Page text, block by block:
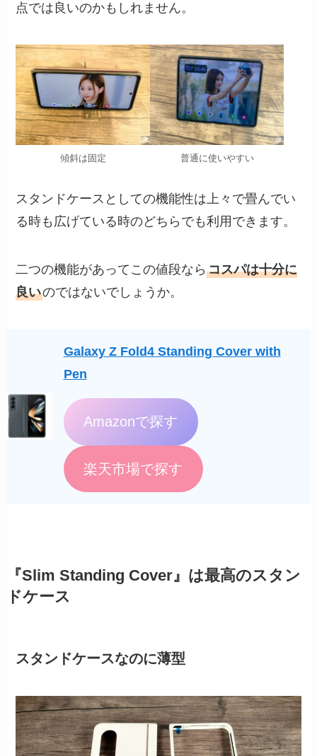
点では良いのかもしれません。
傾斜は固定 普通に使いやすい
スタンドケースとしての機能性は上々で畳んでい
る時も広げている時のどちらでも利用できます。
二つの機能があってこの値段ならコスパは十分に
良いのではないでしょうか。
Galaxy Z Fold4 Standing Cover with
Pen
Amazonで探す
楽天市場で探す
『Slim Standing Cover』は最高のスタン
ドケース
スタンドケースなのに薄型